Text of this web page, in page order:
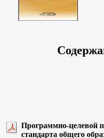
Программно-целевой
стандарта общего